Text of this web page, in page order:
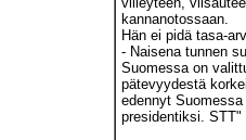
kannanotossaan.
Hän ei pidä tasa-
- Naisena tunnen
Suomessa on
pätevyydestä
edennyt
presidentiksi. STT"